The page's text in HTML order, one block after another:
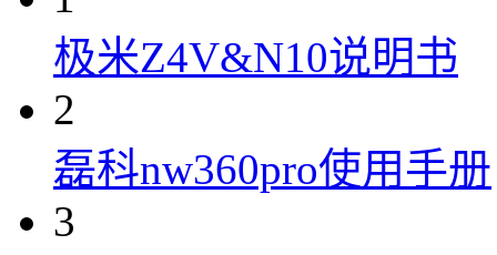
极米Z4V&N10说明书
2
磊科nw360pro使用手册
3